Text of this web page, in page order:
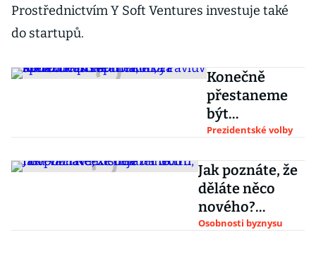
Prostřednictvím Y Soft Ventures investuje také
do startupů.
Konečně
přestaneme
být
banánovou
kterou nás
svět má, říká
Pavlův
sponzor Frolík
Prezidentské volby
Jak poznáte, že
děláte něco
nového?
Neexistuje na
Osobnosti byznysu